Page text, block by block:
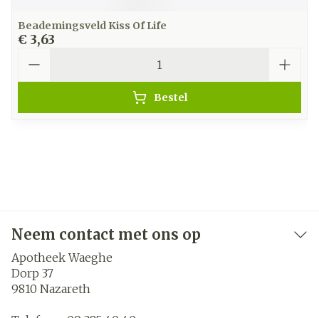
Beademingsveld Kiss Of Life
€ 3,63
Bestel
Neem contact met ons op
Apotheek Waeghe
Dorp 37
9810 Nazareth